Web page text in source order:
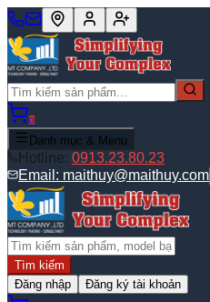
0
Danh mục & Menu
Hotline: 0913.23.80.23
Email: maithuy@maithuy.com
Tìm kiếm
Đăng nhập
Đăng ký tài khoản